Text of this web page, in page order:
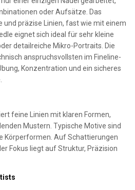
oder Aufsätze. Das
und präzise Linien, fast wie mit einem
eignet sich ideal für sehr kleine
detailreiche Mikro-Portraits. Die
anspruchsvollsten im Fineline-
Konzentration und ein sicheres
feine Linien mit klaren Formen,
Mustern. Typische Motive sind
Körperformen. Auf Schattierungen
Fokus liegt auf Struktur, Präzision